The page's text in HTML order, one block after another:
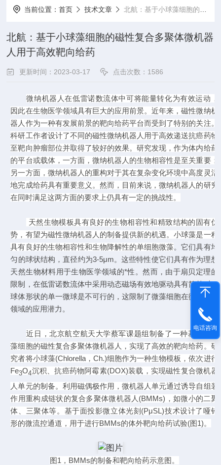
当前位置：首页 技术文章 北航：基于小球藻细胞的磁性复合多聚体微机器人用于高效靶向给药
北航：基于小球藻细胞的磁性复合多聚体微机器
人用于高效靶向给药
更新时间：2023-03-17 点击次数：1586
微纳机器人在低雷诺数流体中可将能量转化为有效运动，
因此在生物医学领域具有巨大的应用前景。近年来，磁性微纳机
器人作为一种有发展前景的靶向给药平台而受到了特别的关注。
科研工作者设计了不同的磁性微纳机器人用于高效递送抗癌药物
至靶向肿瘤部位并取得了较好的效果。研究发现，作为体内给药
的平台或载体，一方面，微纳机器人的生物相容性是至关重要；
另一方面，微纳机器人的重构对于其在复杂变化环境中高度灵活
地完成给药具有重要意义。然而，目前来说，微纳机器人的研究
在同时满足这两方面的要求上仍具有一定的挑战性。
天然生物模板具有良好的生物相容性和精致结构的固有优
势，有望为磁性微纳机器人的制备提供新的机遇。小球藻是一种
具有良好的生物相容性和生物降解性的单细胞微藻。它们具有均
匀的球状结构，直径约为3-5μm。这些特性使它们具有作为理想
天然生物材料用于生物医学领域的*性。然而，由于扇贝定理的
限制，在低雷诺数流体中采用动态磁场有效地驱动具有简单对称
球体形状的单一微球是不可行的，这限制了微藻细胞在微机器人
领域的应用潜力。
近日，北京航空航天大学蔡军课题组制备了一种基于小球
藻细胞的磁性复合多聚体微机器人，实现了高效的靶向给药。研
究者将小球藻(Chlorella， Ch.)细胞作为一种生物模板，依次进行
Fe3O4沉积、抗癌药物阿霉素(DOX)装载，实现磁性复合微机器
人单元的制备。利用磁偶极作用，微机器人单元通过诱导自组装
作用重构成链状的复合多聚体微机器人 (BMMs) ，如微小的二聚
体、三聚体等。基于面投影微立体光刻 (PμSL)技术设计了哑铃
形的微流控通道，用于进行BMMs的体外靶向给药试验(图1)。
图1 ， BMMs的制备和靶向给药示意图。
电话咨询